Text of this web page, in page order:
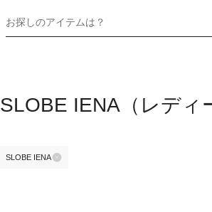
お探しのアイテムは？
SLOBE IENA（レデ
SLOBE IENA